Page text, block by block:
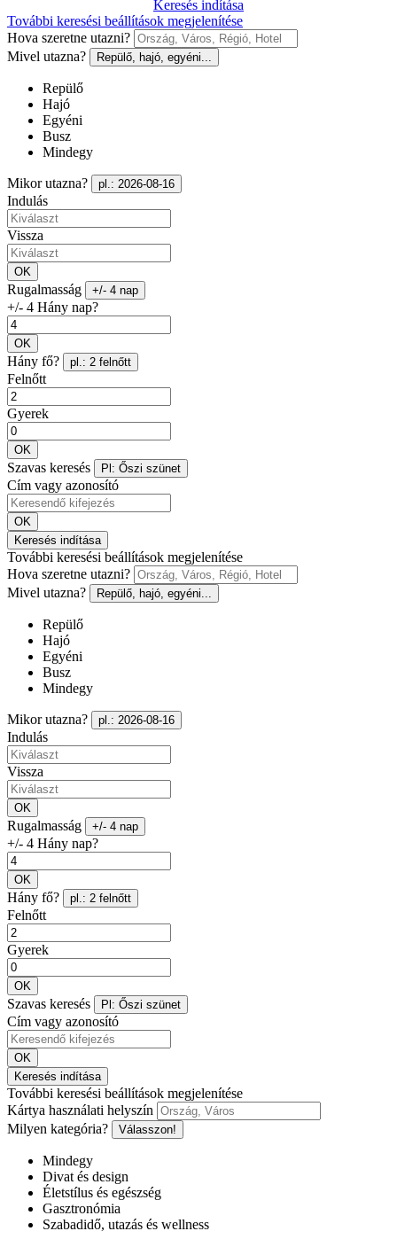
Keresés indítása
További keresési beállítások megjelenítése
Hova szeretne utazni?
Mivel utazna?
Repülő, hajó, egyéni...
Repülő
Hajó
Egyéni
Busz
Mindegy
Mikor utazna? pl.: 2026-08-16
Indulás
Vissza
OK
Rugalmasság +/- 4 nap
+/- 4 Hány nap?
OK
Hány fő? pl.: 2 felnőtt
Felnőtt
Gyerek
OK
Szavas keresés Pl: Őszi szünet
Cím vagy azonosító
OK
Keresés indítása
További keresési beállítások megjelenítése
Hova szeretne utazni?
Mivel utazna?
Repülő, hajó, egyéni...
Repülő
Hajó
Egyéni
Busz
Mindegy
Mikor utazna? pl.: 2026-08-16
Indulás
Vissza
OK
Rugalmasság +/- 4 nap
+/- 4 Hány nap?
OK
Hány fő? pl.: 2 felnőtt
Felnőtt
Gyerek
OK
Szavas keresés Pl: Őszi szünet
Cím vagy azonosító
OK
Keresés indítása
További keresési beállítások megjelenítése
Kártya használati helyszín
Milyen kategória?
Válasszon!
Mindegy
Divat és design
Életstílus és egészség
Gasztronómia
Szabadidő, utazás és wellness